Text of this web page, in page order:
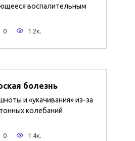
воспалительным
0 1.2к.
болезнь
и «укачивания» из-за
колебаний
0 1.4к.